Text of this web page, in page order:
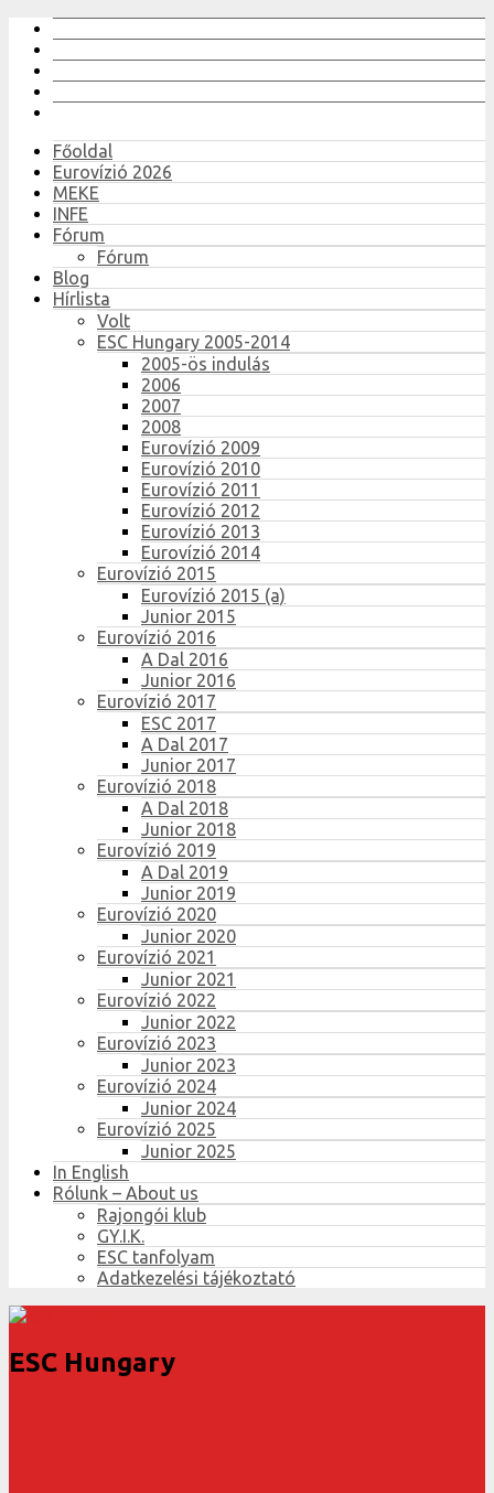
Főoldal
Eurovízió 2026
MEKE
INFE
Fórum
Fórum
Blog
Hírlista
Volt
ESC Hungary 2005-2014
2005-ös indulás
2006
2007
2008
Eurovízió 2009
Eurovízió 2010
Eurovízió 2011
Eurovízió 2012
Eurovízió 2013
Eurovízió 2014
Eurovízió 2015
Eurovízió 2015 (a)
Junior 2015
Eurovízió 2016
A Dal 2016
Junior 2016
Eurovízió 2017
ESC 2017
A Dal 2017
Junior 2017
Eurovízió 2018
A Dal 2018
Junior 2018
Eurovízió 2019
A Dal 2019
Junior 2019
Eurovízió 2020
Junior 2020
Eurovízió 2021
Junior 2021
Eurovízió 2022
Junior 2022
Eurovízió 2023
Junior 2023
Eurovízió 2024
Junior 2024
Eurovízió 2025
Junior 2025
In English
Rólunk – About us
Rajongói klub
GY.I.K.
ESC tanfolyam
Adatkezelési tájékoztató
ESC Hungary